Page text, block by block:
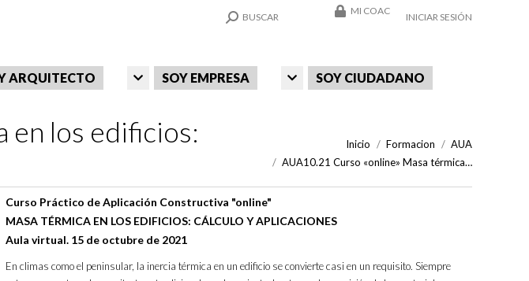
SEARCH:
BUSCAR
MI COAC
INICIAR SESIÓN
ARQUITECTO SOY EMPRESA SOY CIUDADANO
en los edificios:
Inicio Formacion
AUA
AUA10.21 Curso «online» Masa térmica…
Curso Práctico de Aplicación Constructiva "online"
MASA TÉRMICA EN LOS EDIFICIOS: CÁLCULO Y APLICACIONES
Aula virtual. 15 de octubre de 2021
En climas como el peninsular, la inercia térmica en un edificio se convierte casi en un requisito. Siempre